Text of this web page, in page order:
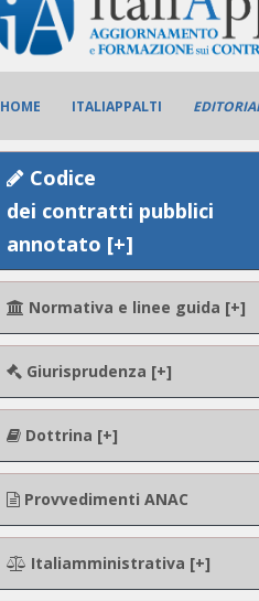
HOME ITALIAPPALTI
Codice
dei contratti pubblici
annotato [+]
Normativa e linee guida [+]
Giurisprudenza [+]
Dottrina [+]
Provvedimenti ANAC
Italiamministrativa [+]